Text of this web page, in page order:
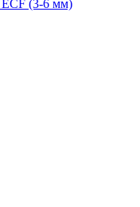
(3-6 мм)